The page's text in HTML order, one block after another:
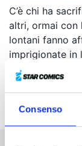
Consenso
C’è chi ha
altri, ormai con
lontani fanno
imprigionate in
verrà posta
la risposta